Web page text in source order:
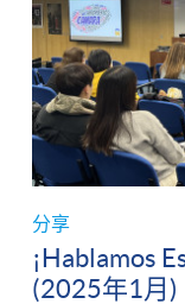
分享
¡Hablamos
(2025年1月)